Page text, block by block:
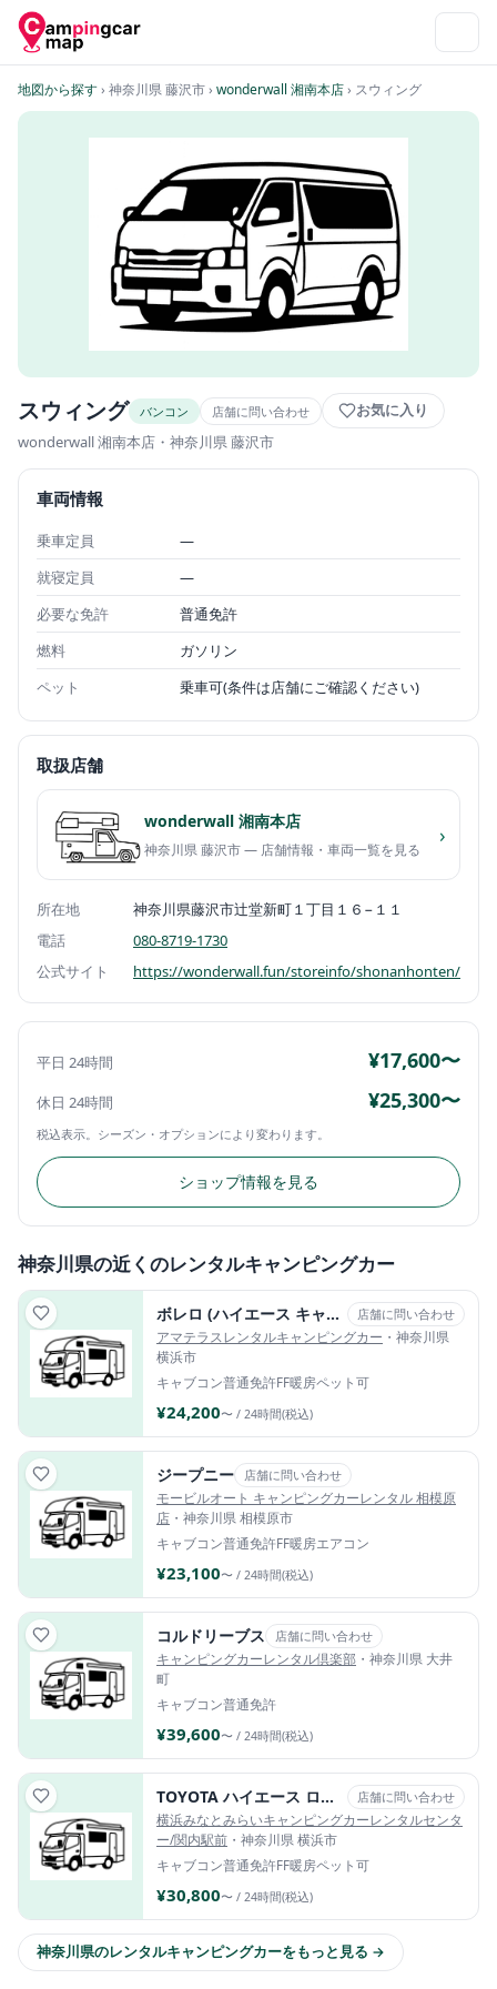
地図から探す› 神奈川県 藤沢市› wonderwall 湘南本店› スウィング
スウィング バンコン 店舗に問い合わせ お気に入り
wonderwall 湘南本店 ・神奈川県 藤沢市
車両情報
乗車定員
—
就寝定員
—
必要な免許
普通免許
燃料
ガソリン
ペット
乗車可(条件は店舗にご確認ください)
取扱店舗
wonderwall 湘南本店
神奈川県 藤沢市 — 店舗情報・車両一覧を見る
›
所在地
神奈川県藤沢市辻堂新町１丁目１６−１１
電話
080-8719-1730
公式サイト
https://wonderwall.fun/storeinfo/shonanhonten/
平日 24時間 ¥17,600〜
休日 24時間 ¥25,300〜
税込表示。シーズン・オプションにより変わります。
ショップ情報を見る
神奈川県の近くのレンタルキャンピングカー
ボレロ (ハイエース キャブコン・2WD) 店舗に問い合わせ
アマテラスレンタルキャンピングカー ・神奈川県
横浜市
キャブコン普通免許FF暖房ペット可
¥24,200〜 / 24時間(税込)
ジープニー 店舗に問い合わせ
モービルオート キャンピングカーレンタル 相模原
店 ・神奈川県 相模原市
キャブコン普通免許FF暖房エアコン
¥23,100〜 / 24時間(税込)
コルドリーブス 店舗に問い合わせ
キャンピングカーレンタル倶楽部 ・神奈川県 大井
町
キャブコン普通免許
¥39,600〜 / 24時間(税込)
TOYOTA ハイエース ロビンソンAI（エーアイ） 店舗に問い合わせ
横浜みなとみらいキャンピングカーレンタルセンタ
ー/関内駅前 ・神奈川県 横浜市
キャブコン普通免許FF暖房ペット可
¥30,800〜 / 24時間(税込)
神奈川県のレンタルキャンピングカーをもっと見る →